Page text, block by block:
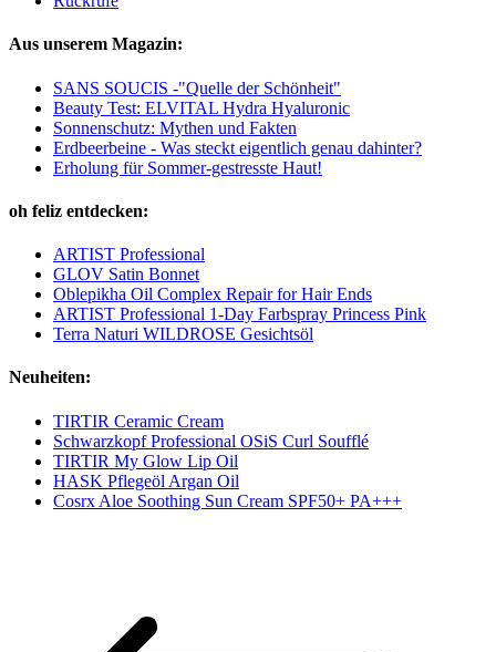
Aus unserem Magazin:
SANS SOUCIS -"Quelle der Schönheit"
Beauty Test: ELVITAL Hydra Hyaluronic
Sonnenschutz: Mythen und Fakten
Erdbeerbeine - Was steckt eigentlich genau dahinter?
Erholung für Sommer-gestresste Haut!
oh feliz entdecken:
ARTIST Professional
GLOV Satin Bonnet
Oblepikha Oil Complex Repair for Hair Ends
ARTIST Professional 1-Day Farbspray Princess Pink
Terra Naturi WILDROSE Gesichtsöl
Neuheiten:
TIRTIR Ceramic Cream
Schwarzkopf Professional OSiS Curl Soufflé
TIRTIR My Glow Lip Oil
HASK Pflegeöl Argan Oil
Cosrx Aloe Soothing Sun Cream SPF50+ PA+++